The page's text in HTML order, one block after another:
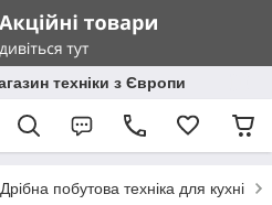
техніки з Європи
Дрібна побутова техніка для кухні